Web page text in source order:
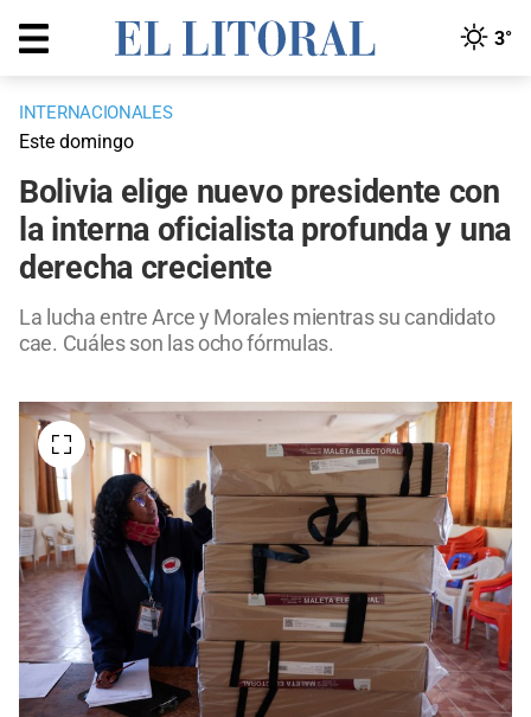
3°
INTERNACIONALES
Este domingo
Bolivia elige nuevo presidente con
la interna oficialista profunda y una
derecha creciente
La lucha entre Arce y Morales mientras su candidato
cae. Cuáles son las ocho fórmulas.